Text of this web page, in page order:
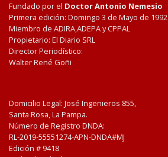
Fundado por el Doctor Antonio Nemesio
Primera edición: Domingo 3 de Mayo de 1992
Miembro de ADIRA,ADEPA y CPPAL
Propietario: El Diario SRL
Director Periodístico:
Walter René Goñi
Domicilio Legal: José Ingenieros 855,
Santa Rosa, La Pampa.
Número de Registro DNDA:
RL-2019-55551274-APN-DNDA#MJ
Edición # 9418